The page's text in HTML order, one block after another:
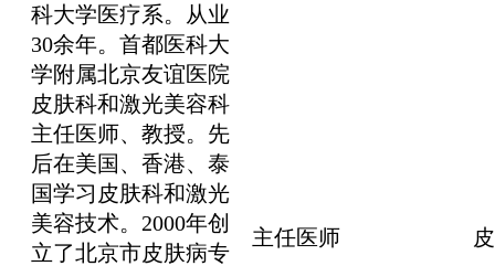
科大学医疗系。从业
30余年。首都医科大
学附属北京友谊医院
皮肤科和激光美容科
主任医师、教授。先
后在美国、香港、泰
国学习皮肤科和激光
美容技术。2000年创
立了北京市皮肤病专
主任医师